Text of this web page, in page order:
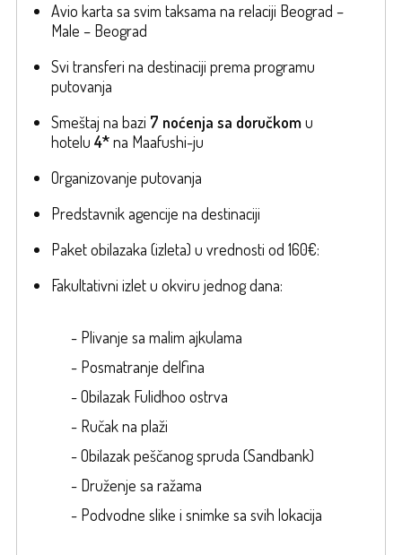
Avio karta sa svim taksama na relaciji Beograd –
Male – Beograd
Svi transferi na destinaciji prema programu
putovanja
Smeštaj na bazi 7 noćenja sa doručkomu
hotelu 4*na Maafushi-ju
Organizovanje putovanja
Predstavnik agencije na destinaciji
Paket obilazaka (izleta) u vrednosti od 160€:
Fakultativni izlet u okviru jednog dana:
- Plivanje sa malim ajkulama
- Posmatranje delfina
- Obilazak Fulidhoo ostrva
- Ručak na plaži
- Obilazak peščanog spruda (Sandbank)
- Druženje sa ražama
- Podvodne slike i snimke sa svih lokacija